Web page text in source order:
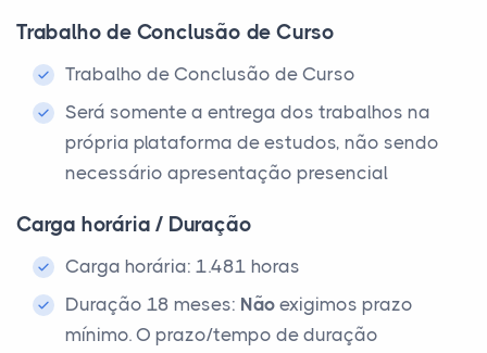
Trabalho de Conclusão de Curso
Trabalho de Conclusão de Curso
Será somente a entrega dos trabalhos na
própria plataforma de estudos, não sendo
necessário apresentação presencial
Carga horária / Duração
Carga horária: 1.481 horas
Duração 18 meses: Não exigimos prazo
mínimo. O prazo/tempo de duração